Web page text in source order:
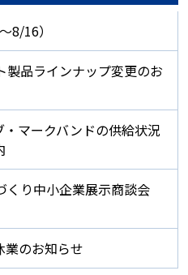
8/16）
製品ラインナップ変更のお
・マークバンドの供給状況
くり中小企業展示商談会
業のお知らせ